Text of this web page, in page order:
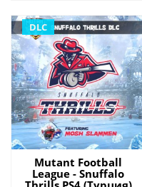
DLC
Mutant Football
League - Snuffalo